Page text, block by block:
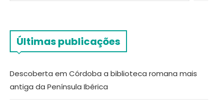
Últimas publicações
Descoberta em Córdoba a biblioteca romana mais
antiga da Península Ibérica